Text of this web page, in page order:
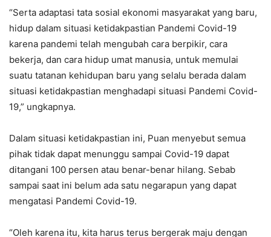
“Serta adaptasi tata sosial ekonomi masyarakat yang baru,
hidup dalam situasi ketidakpastian Pandemi Covid-19
karena pandemi telah mengubah cara berpikir, cara
bekerja, dan cara hidup umat manusia, untuk memulai
suatu tatanan kehidupan baru yang selalu berada dalam
situasi ketidakpastian menghadapi situasi Pandemi Covid-
19,” ungkapnya.
Dalam situasi ketidakpastian ini, Puan menyebut semua
pihak tidak dapat menunggu sampai Covid-19 dapat
ditangani 100 persen atau benar-benar hilang. Sebab
sampai saat ini belum ada satu negarapun yang dapat
mengatasi Pandemi Covid-19.
“Oleh karena itu, kita harus terus bergerak maju dengan